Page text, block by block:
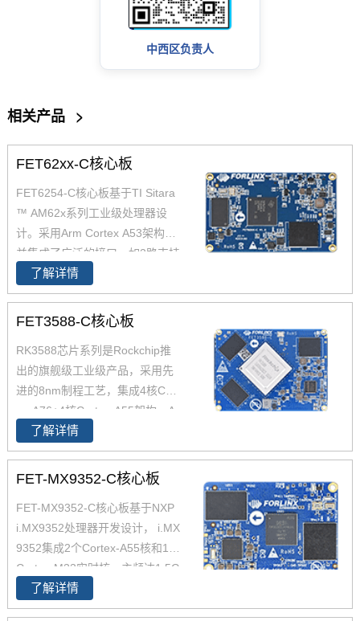
中西区负责人
相关产品 >
FET62xx-C核心板
FET6254-C核心板基于TI Sitara
™ AM62x系列工业级处理器设
计。采用Arm Cortex A53架构，
并集成了广泛的接口，如2路支持
TSN的千兆以太网、USB 2.0CA
N-FD，AM6254核心板兼容AM6
2x全系列处理器，提供单核、双
容，飞凌嵌入式已经适配AM625
4 AM6231 AM6232三款芯片为
您带来灵活的成本组合方案，AM
如人机界面(HMI)、工业计算机、
边缘计算、零售自动化、充电桩
控制单元(TCU)、医疗设备等。
了解详情
FET3588-C核心板
RK3588芯片系列是Rockchip推
出的旗舰级工业级产品，采用先
进的8nm制程工艺，集成4核Cort
ex-A76+4核Cortex-A55架构，A
76主频高达2.4GHz，A55核主频
高达1.8GHz，能够提供强大的性
能支撑。飞凌FET3588-C核心板
力测试，确保在高端应用中能够
稳定运行。您可以通过飞凌提供
的rk3588开发套件充分评估和验
了解详情
FET-MX9352-C核心板
FET-MX9352-C核心板基于NXP
i.MX9352处理器开发设计， i.MX
9352集成2个Cortex-A55核和1个
Cortex-M33实时核，主频达1.5G
Hz， 原生支持8路UART、2路Et
hernet(含1路TSN)、2路USB 2.
了解详情